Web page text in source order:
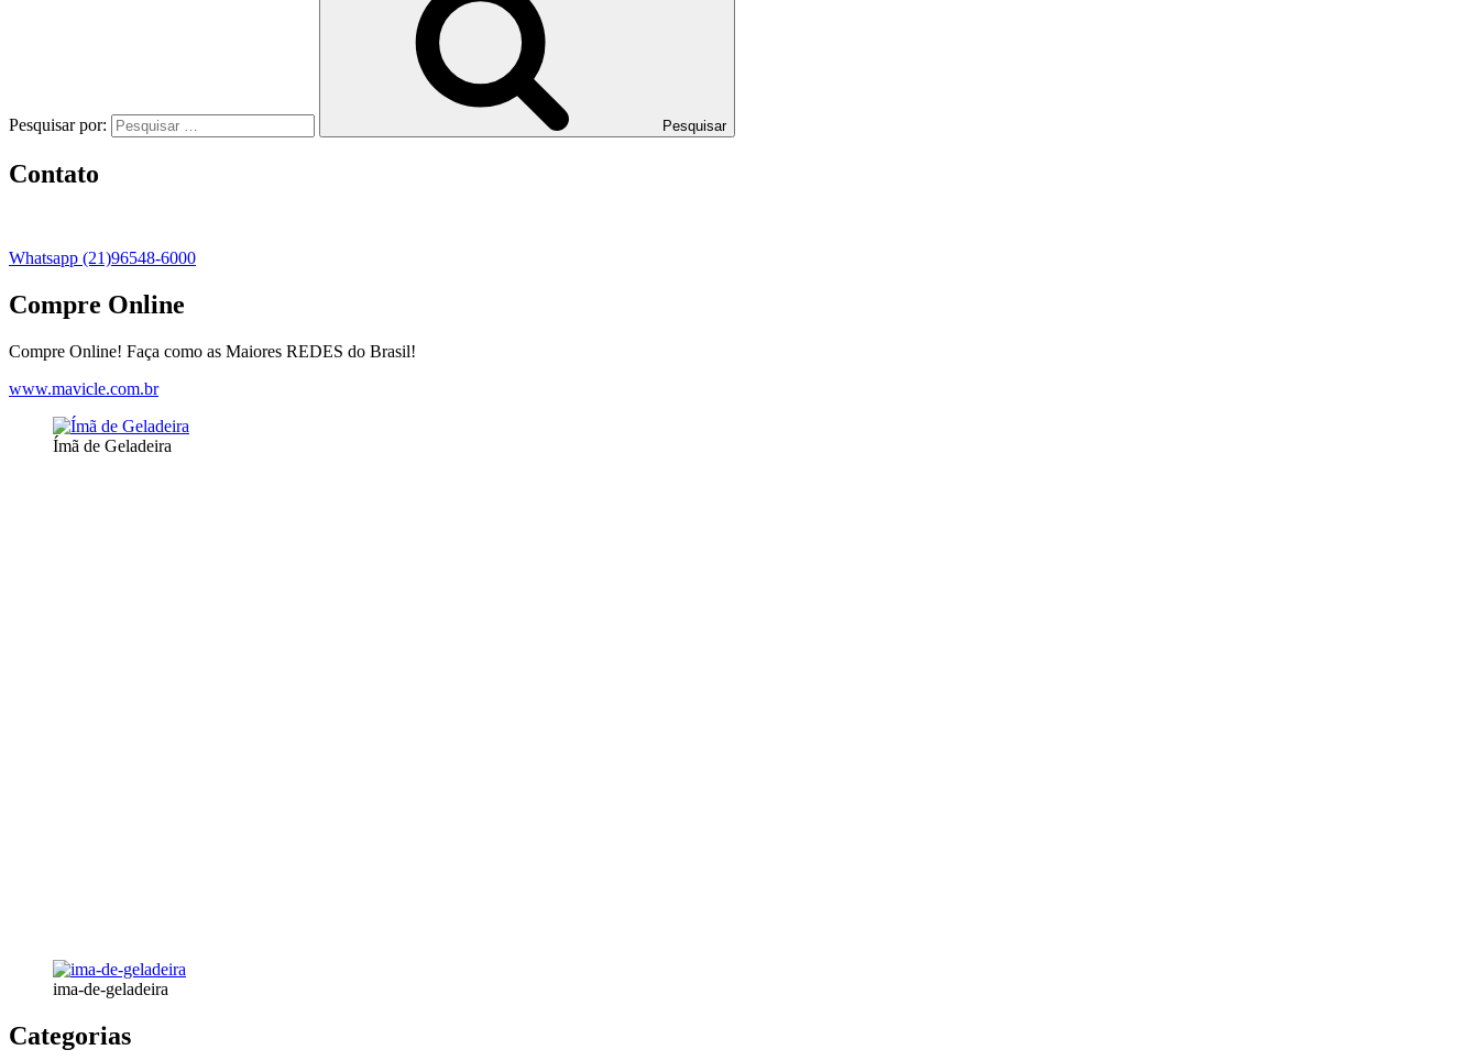
Pesquisar por: Pesquisar
Contato
Whatsapp (21)96548-6000
Compre Online
Compre Online! Faça como as Maiores REDES do Brasil!
www.mavicle.com.br
Ímã de Geladeira
ima-de-geladeira
Categorias